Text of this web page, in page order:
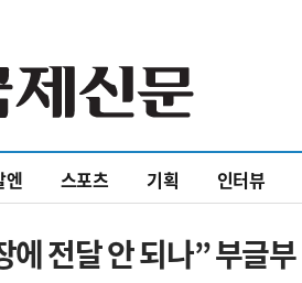
엔 스포츠 기획 인터뷰
전달 안 되나” 부글부